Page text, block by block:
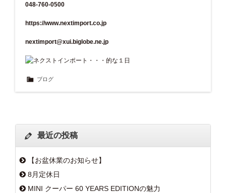
048-760-0500
https://www.nextimport.co.jp
nextimport@xui.biglobe.ne.jp
ブログ
最近の投稿
【お盆休業のお知らせ】
8月定休日
MINI クーパー 60 YEARS EDITIONの魅力